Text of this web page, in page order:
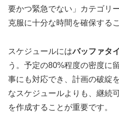
要かつ緊急でない」カテゴリ
克服に十分な時間を確保する
スケジュールにはバッファタ
う。予定の80%程度の密度に
事にも対応でき、計画の破綻
なスケジュールよりも、継続
を作成することが重要です。